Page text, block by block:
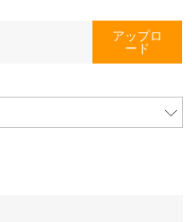
アップロ
ード